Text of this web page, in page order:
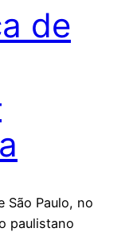
de
São Paulo, no
paulistano